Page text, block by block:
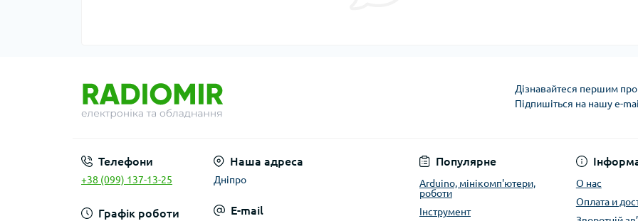
Дізнавайтеся першим про
Підпишіться на нашу e-
Телефони
+38 (099) 137-13-25
Графік роботи
Наша адреса
Дніпро
E-mail
Популярне
Arduino, мінікомп'ютери,
роботи
Інструмент
О нас
Оплата и